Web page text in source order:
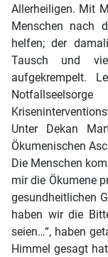
Allerheiligen. Mit
Menschen nach
helfen; der
Tausch und
aufgekrempelt.
Unter Dekan
Ökumenischen
Die Menschen
mir die Ökumene
gesundheitlichen
haben wir die
seien…“, haben
Himmel gesagt